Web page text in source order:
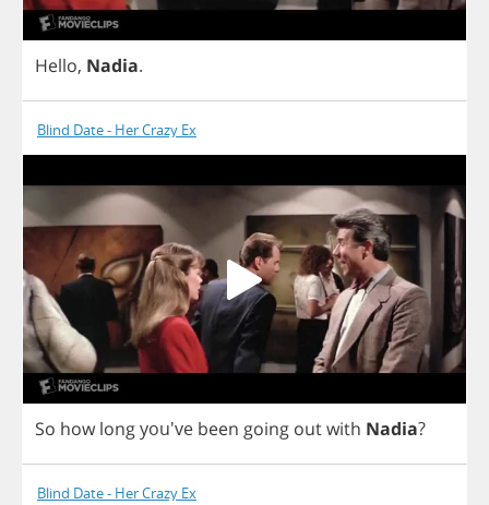
Hello, Nadia.
Blind Date - Her Crazy Ex
So how longyou've been going outwith Nadia?
Blind Date - Her Crazy Ex